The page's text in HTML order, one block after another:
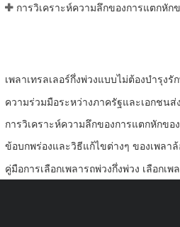
ข้อบกพร่องและวิธีแก้ไขต่างๆ ของเพลาล้